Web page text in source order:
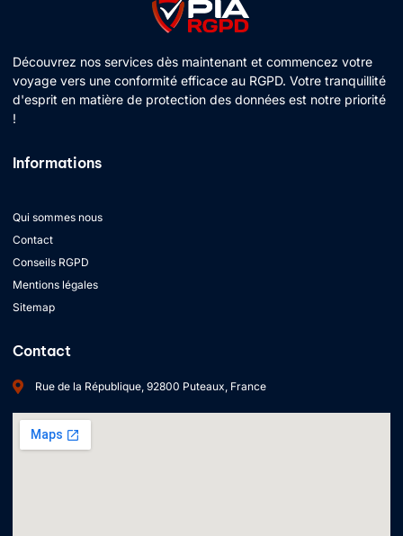
Découvrez nos services dès maintenant et commencez votre
voyage vers une conformité efficace au RGPD. Votre tranquillité
d'esprit en matière de protection des données est notre priorité
!
Informations
Qui sommes nous
Contact
Conseils RGPD
Mentions légales
Sitemap
Contact
Rue de la République, 92800 Puteaux, France